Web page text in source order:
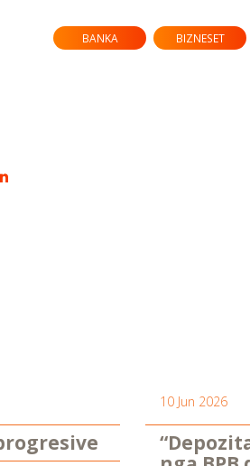
BANKA BIZNESET
10 Jun 2026